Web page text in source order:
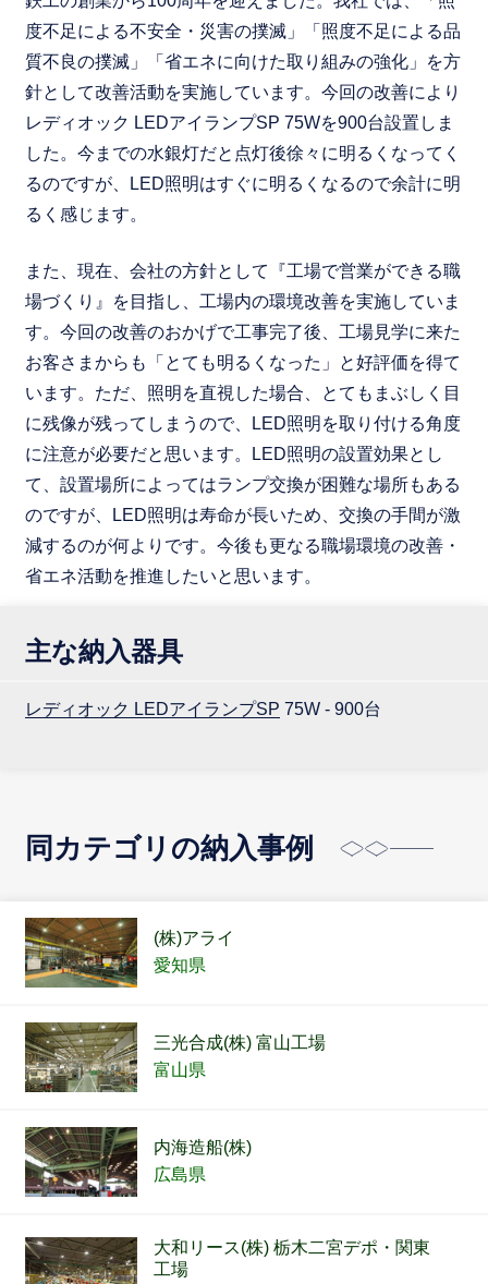
度不足による不安全・災害の撲滅」「照度不足による品
質不良の撲滅」「省エネに向けた取り組みの強化」を方
針として改善活動を実施しています。今回の改善により
レディオック LEDアイランプSP 75Wを900台設置しま
した。今までの水銀灯だと点灯後徐々に明るくなってく
るのですが、LED照明はすぐに明るくなるので余計に明
るく感じます。
また、現在、会社の方針として『工場で営業ができる職
場づくり』を目指し、工場内の環境改善を実施していま
す。今回の改善のおかげで工事完了後、工場見学に来た
お客さまからも「とても明るくなった」と好評価を得て
います。ただ、照明を直視した場合、とてもまぶしく目
に残像が残ってしまうので、LED照明を取り付ける角度
に注意が必要だと思います。LED照明の設置効果とし
て、設置場所によってはランプ交換が困難な場所もある
のですが、LED照明は寿命が長いため、交換の手間が激
減するのが何よりです。今後も更なる職場環境の改善・
省エネ活動を推進したいと思います。
主な納入器具
レディオック LEDアイランプSP 75W - 900台
同カテゴリの納入事例
(株)アライ
愛知県
三光合成(株) 富山工場
富山県
内海造船(株)
広島県
大和リース(株) 栃木二宮デポ・関東
工場